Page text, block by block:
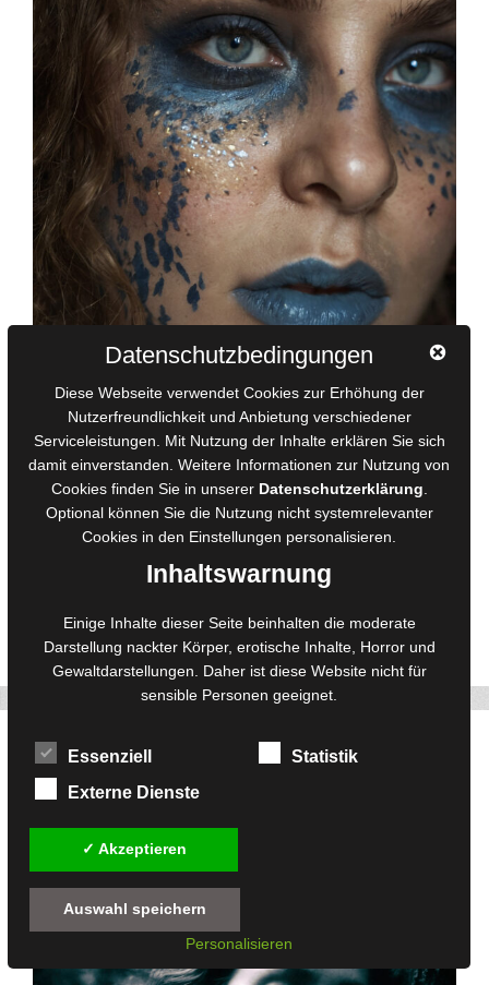
Sie saß im Halbdunkel, das Fenster nur einen Spalt geöffnet.
Der Wind spielte mit einer Strähne ihres Haares, die sich von
ihrem Nacken gelöst hatte. Es war die Stunde zwischen
gestern und morgen, die Zeit, in der Erinnerungen leiser werden,
aber nicht verschwinden. Er hatte sie oft so angesehen,
schweigend, versunken in der Eleganz der …
Weiterlesen
Twitter
Facebook
Pinterest
Monochrome Monday: Im Einklang der Elemente
4. August 2025 vonRedaktion
Datenschutzbedingungen
Diese Webseite verwendet Cookies zur Erhöhung der
Nutzerfreundlichkeit und Anbietung verschiedener
Serviceleistungen. Mit Nutzung der Inhalte erklären Sie sich
damit einverstanden. Weitere Informationen zur Nutzung von
Cookies finden Sie in unserer Datenschutzerklärung
Optional können Sie die Nutzung nicht systemrelevanter
Cookies in den Einstellungen personalisieren.
Inhaltswarnung
Einige Inhalte dieser Seite beinhalten die moderate
Darstellung nackter Körper, erotische Inhalte, Horror und
Gewaltdarstellungen. Daher ist diese Website nicht für
sensible Personen geeignet.
Essenziell
Statistik
Externe Dienste
✓ Akzeptieren
Auswahl speichern
Personalisieren